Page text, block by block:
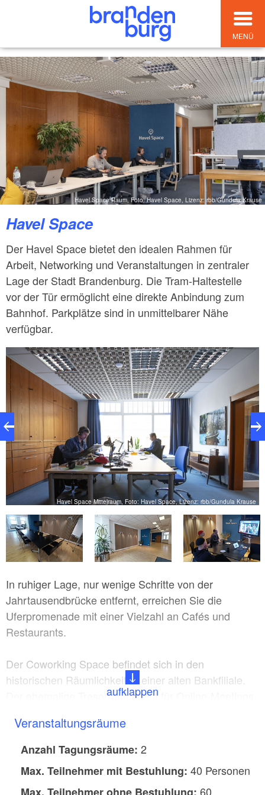
MENÜ
Havel Space Raum, Foto: Havel Space, Lizenz: rbb/Gundula Krause
Havel Space
Der Havel Space bietet den idealen Rahmen für
Arbeit, Networking und Veranstaltungen in zentraler
Lage der Stadt Brandenburg. Die Tram-Haltestelle
vor der Tür ermöglicht eine direkte Anbindung zum
Bahnhof. Parkplätze sind in unmittelbarer Nähe
verfügbar.
Havel Space Mittelraum, Foto: Havel Space, Lizenz: rbb/Gundula Krause
In ruhiger Lage, nur wenige Schritte von der
Jahrtausendbrücke entfernt, erreichen Sie die
Uferpromenade mit einer Vielzahl an Cafés und
Restaurants.
Der Coworking Space befindet sich in den
historischen Räumlichkeiten einer alten Bankfiliale.
Der ehemalige Tresorraum steht für Online-Meetings
Bankautomat stand.
Für Besprechungen, Vorträge, Seminare oder
Workshops bieten wir den „Satellit“ an, einen
separaten Raum direkt neben dem Havel Space.
aufklappen
Veranstaltungsräume
Anzahl Tagungsräume: 2
Max. Teilnehmer mit Bestuhlung: 40 Personen
60